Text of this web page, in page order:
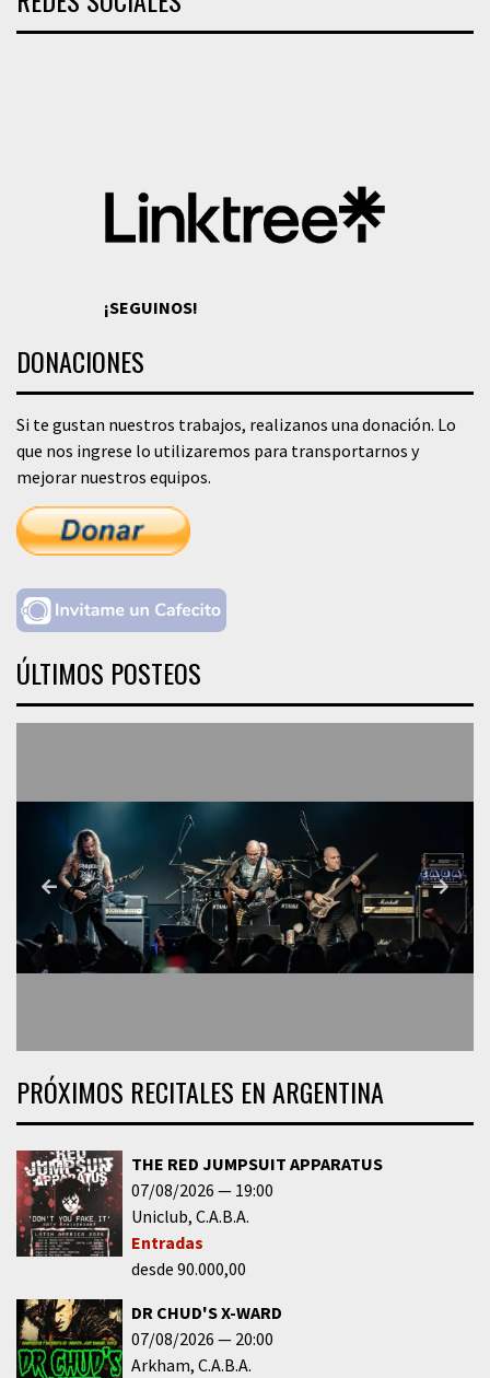
¡SEGUINOS!
DONACIONES
Si te gustan nuestros trabajos, realizanos una donación. Lo
que nos ingrese lo utilizaremos para transportarnos y
mejorar nuestros equipos.
ÚLTIMOS POSTEOS
PRÓXIMOS RECITALES EN ARGENTINA
THE RED JUMPSUIT APPARATUS
07/08/2026
19:00
Uniclub C.A.B.A.
Entradas
desde 90.000,00
DR CHUD'S X-WARD
07/08/2026
20:00
Arkham C.A.B.A.